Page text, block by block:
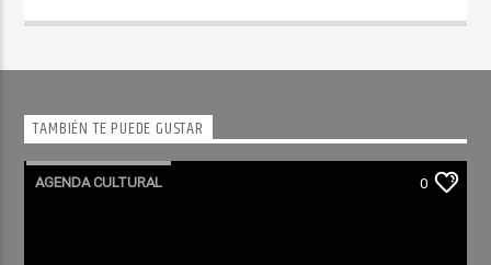
TAMBIÉN TE PUEDE GUSTAR
AGENDA CULTURAL 0